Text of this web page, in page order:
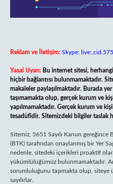
Reklam ve İletişim: Skype:
Yasal Uyarı: Bu internet sitesi,
hiçbir bağlantısı bulunmamaktadır.
makaleler paylaşılmaktadır. Burada
taşımamakta olup, gerçek kurum ve
yapılmamaktadır. Gerçek kurum ve
tesadüfidir. Sitemizdeki bilgiler taslak
Sitemiz, 5651 Sayılı Kanun
(BTK) tarafından onaylanmış bir Yer
nedenle, sitedeki içerikleri proaktif
yükümlülüğümüz bulunmamaktadır.
sorumluluğunu taşımakta olup,
sayılırlar.